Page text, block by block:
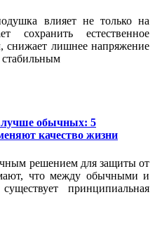
влияет не только на
естественное
снижает лишнее напряжение
обычных: 5
качество жизни
решением для защиты от
что между обычными и
принципиальная